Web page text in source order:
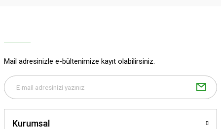
Bu ürüne benzer farklı alternatifler olmalı.
Mail adresinizle e-bültenimize kayıt olabilirsiniz.
Kurumsal